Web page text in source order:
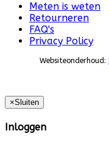
Meten is weten
Retourneren
FAQ's
Privacy Policy
Websiteonderhoud:
×Sluiten
Inloggen